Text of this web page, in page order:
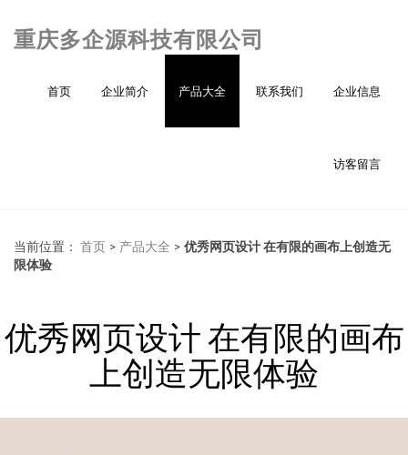
重庆多企源科技有限公司
首页 企业简介 产品大全 联系我们 企业信息
访客留言
当前位置： 首页 > 产品大全 > 优秀网页设计 在有限的画布上创造无
限体验
优秀网页设计 在有限的画布
上创造无限体验